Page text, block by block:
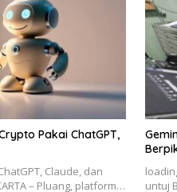
Pakai ChatGPT,
Claude, dan
– Pluang, platform…
untuj